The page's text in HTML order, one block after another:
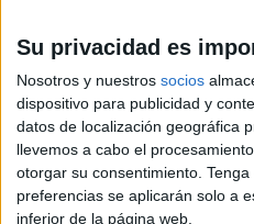
Su privacidad es
Nosotros y nuestros socios
dispositivo para publicidad y
datos de localización geográfica
llevemos a cabo el
otorgar su consentimiento.
preferencias se aplicarán solo a
inferior de la página web.